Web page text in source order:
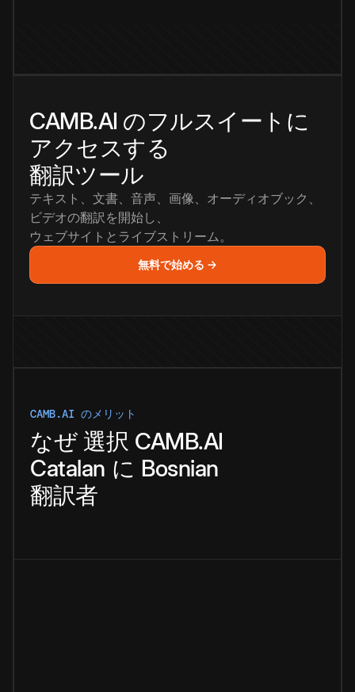
CAMB.AI のフルスイートに
アクセスする
翻訳ツール
テキスト、文書、音声、画像、オーディオブック、
ビデオの翻訳を開始し、
ウェブサイトとライブストリーム。
無料で始める →
CAMB.AI のメリット
なぜ 選択 CAMB.AI
Catalan に Bosnian
翻訳者